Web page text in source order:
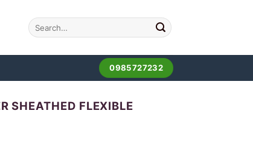
0985727232
SHEATHED FLEXIBLE